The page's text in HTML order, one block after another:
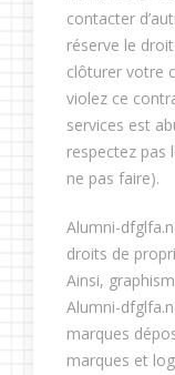
contacter
réserve le
clôturer votre
violez ce
services est
respectez pas
ne pas faire).
Alumni-
droits de
Ainsi,
Alumni-
marques
marques et